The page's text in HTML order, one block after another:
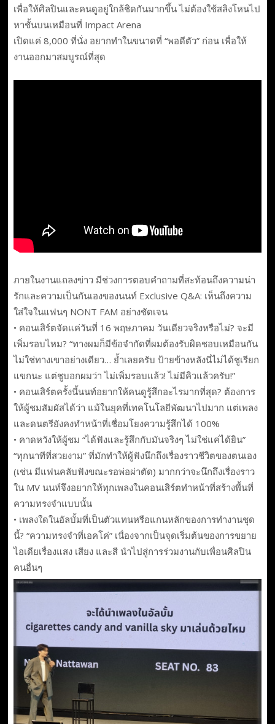
เพื่อให้ศิลปินและคนดูอยู่ใกล้ชิดกันมากขึ้น ไม่ต้องใช้สลิงโหนไป
หาชั้นบนเหมือนที่ Impact Arena
เปิดแค่ 8,000 ที่นั่ง อยากทำในขนาดที่ “พอดีตัว” ก่อน เพื่อให้
งานออกมาสมบูรณ์ที่สุด
ภายในงานแถลงข่าว มีช่วงการตอบคำถามที่สะท้อนถึงความน่า
รักและความเป็นกันเองของนนท์ Exclusive Q&A: เห็นถึงความ
ใส่ใจในแฟนๆ NONT FAM อย่างชัดเจน
• คอนเสิร์ตจัดแค่วันที่ 16 พฤษภาคม วันเดียวจริงหรือไม่? จะมี
เพิ่มรอบไหม? “ทางผมก็มีข้อจำกัดที่ผมต้องรับผิดชอบเหมือนกัน
ไม่ใช่ทางเขาอย่างเดียว… ย้ำเลยครับ ป้ายข้างหลังนี่ไม่ได้ชูเรียก
แขกนะ แต่ชูบอกผมว่า ไม่เพิ่มรอบแล้ว! ไม่มีคิวแล้วครับ!”
• คอนเสิร์ตครั้งนี้นนท์อยากให้คนดูรู้สึกอะไรมากที่สุด? ต้องการ
ให้ผู้ชมสัมผัสได้ว่า แม้ในยุคที่เทคโนโลยีพัฒนาไปมาก แต่เพลง
และดนตรียังคงทำหน้าที่เชื่อมโยงความรู้สึกได้ 100%
• คาดหวังให้ผู้ชม “ได้ฟังและรู้สึกกับมันจริงๆ ไม่ใช่แค่ได้ยิน”
“ทุกนาทีที่สวยงาม” ที่มักทำให้ผู้ฟังนึกถึงเรื่องราวชีวิตของตนเอง
(เช่น มีแฟนคลับฟังขณะรอพ่อผ่าตัด) มากกว่าจะนึกถึงเรื่องราว
ใน MV นนท์จึงอยากให้ทุกเพลงในคอนเสิร์ตทำหน้าที่สร้างพื้นที่
ความทรงจำแบบนั้น
• เพลงใดในอัลบั้มที่เป็นตัวแทนหรือแกนหลักของการทำงานชุด
นี้? “ความทรงจำที่เอคโค่” เนื่องจากเป็นจุดเริ่มต้นของการขยาย
ไอเดียเรื่องแสง เสียง และสี นำไปสู่การร่วมงานกับเพื่อนศิลปิน
คนอื่นๆ